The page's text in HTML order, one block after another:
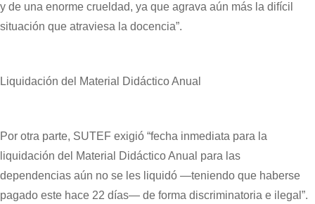
y de una enorme crueldad, ya que agrava aún más la difícil
situación que atraviesa la docencia”.
Liquidación del Material Didáctico Anual
Por otra parte, SUTEF exigió “fecha inmediata para la
liquidación del Material Didáctico Anual para las
dependencias aún no se les liquidó —teniendo que haberse
pagado este hace 22 días— de forma discriminatoria e ilegal”.